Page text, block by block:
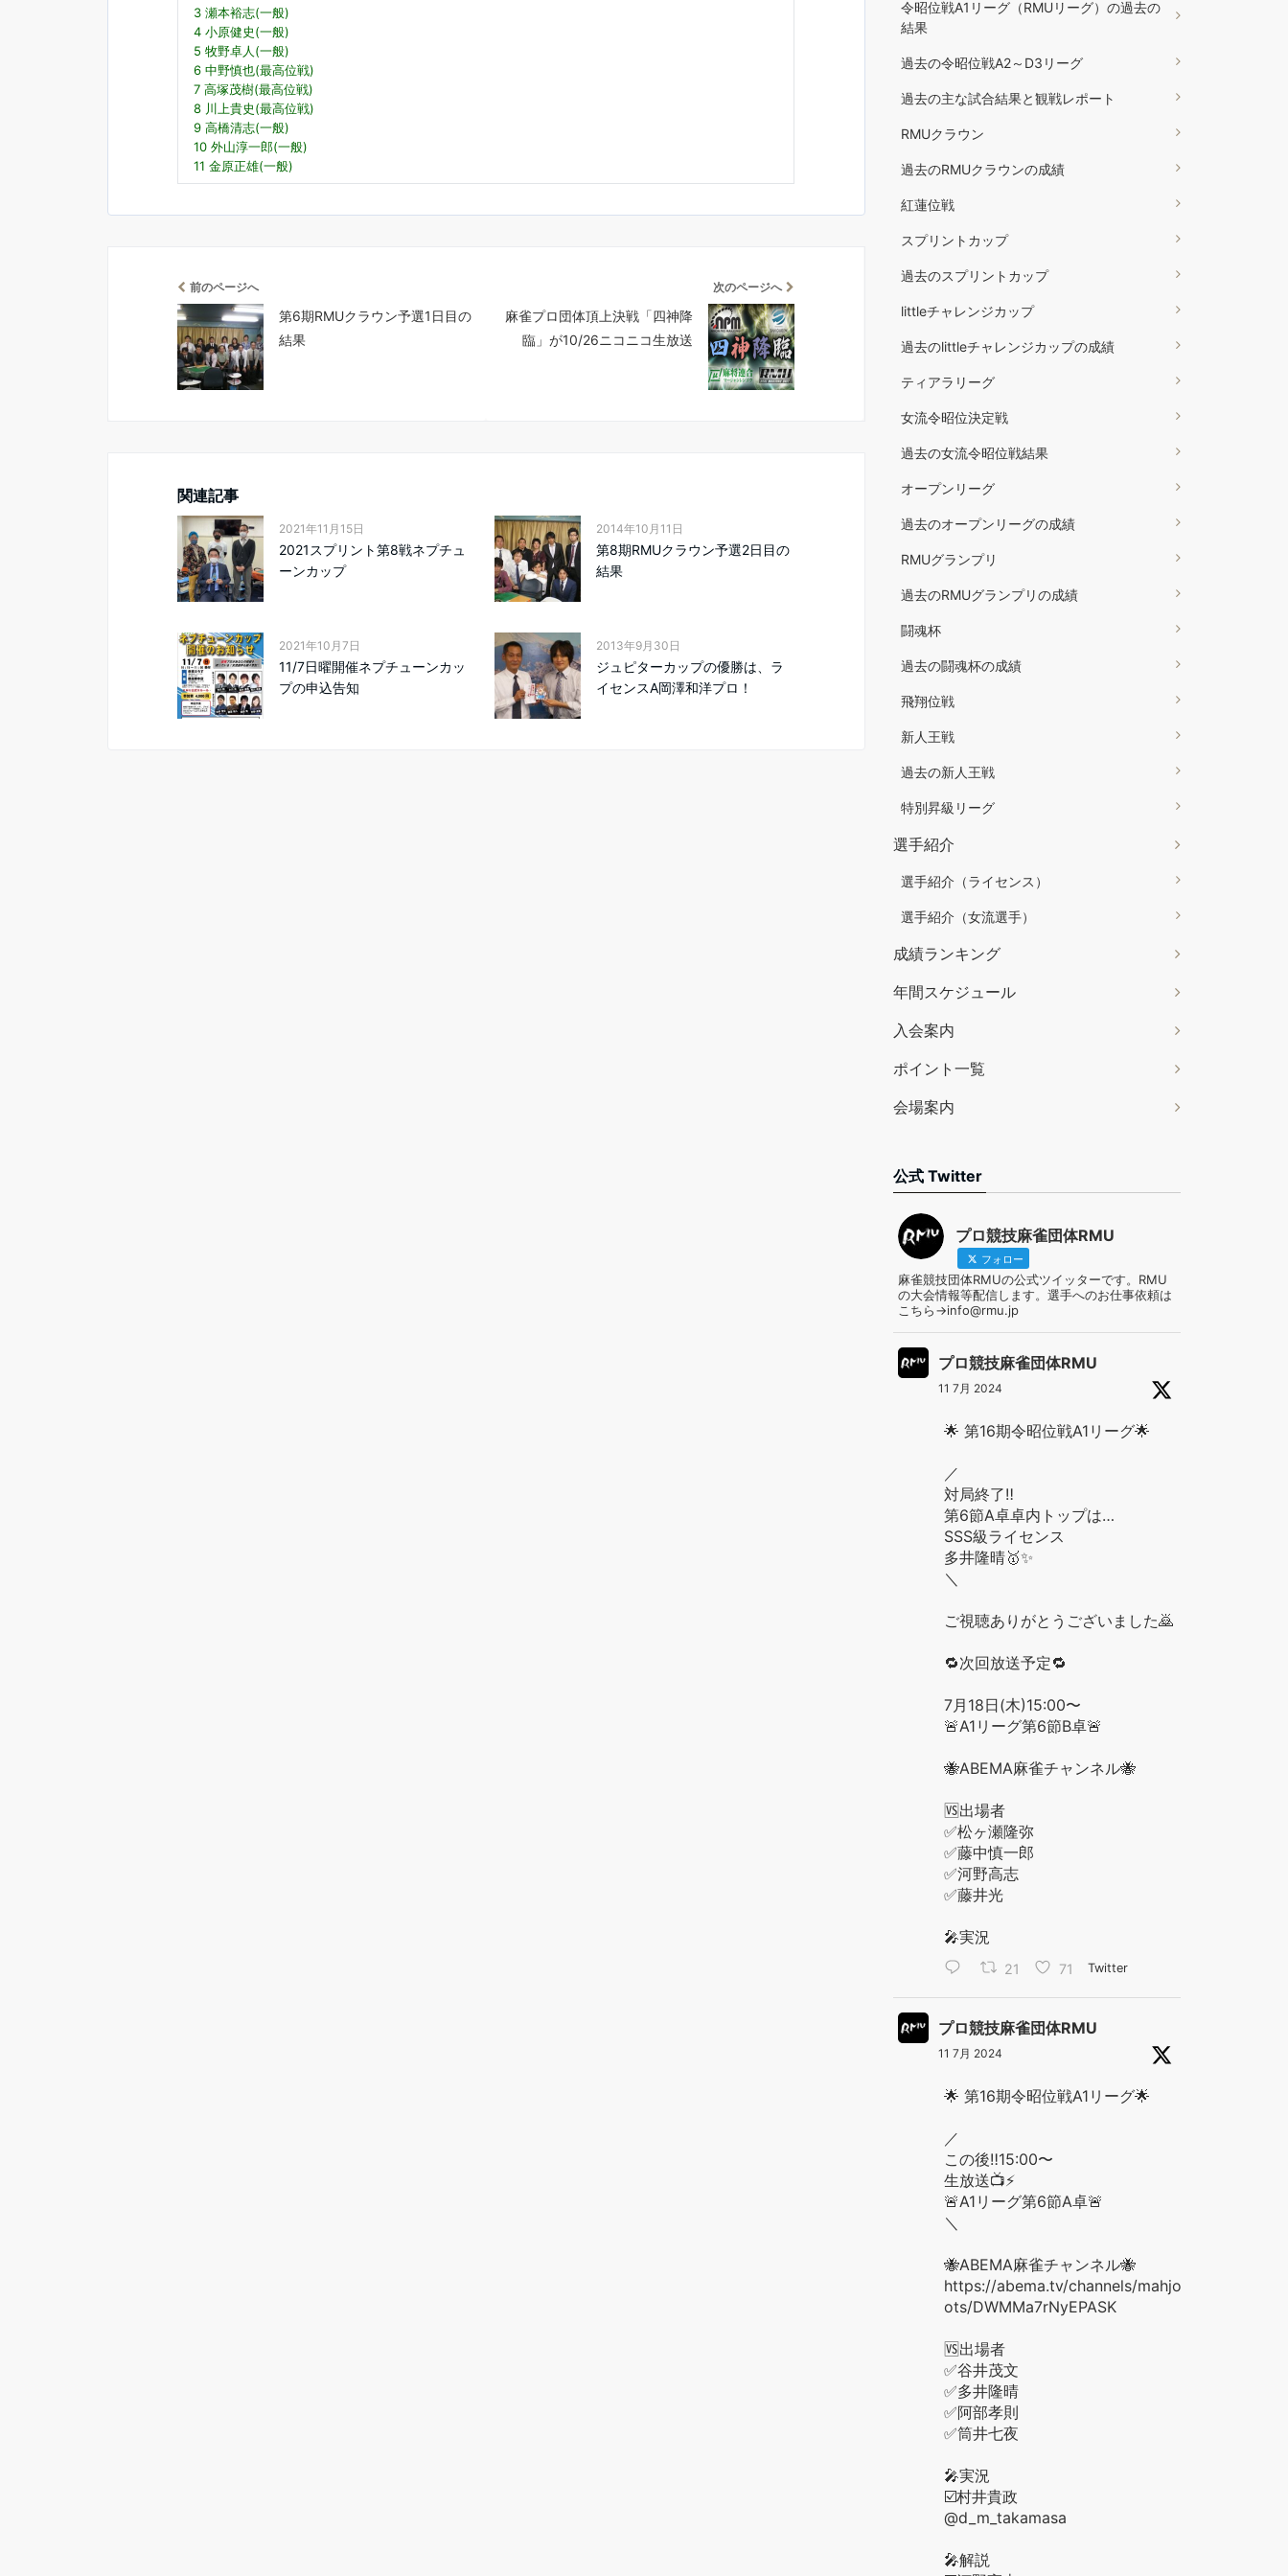
3 瀬本裕志(一般)
4 小原健史(一般)
5 牧野卓人(一般)
6 中野慎也(最高位戦)
7 高塚茂樹(最高位戦)
8 川上貴史(最高位戦)
9 高橋清志(一般)
10 外山淳一郎(一般)
11 金原正雄(一般)
前のページへ
第6期RMUクラウン予選1日目の
結果
次のページへ
麻雀プロ団体頂上決戦「四神降
臨」が10/26ニコニコ生放送
関連記事
2021年11月15日
2021スプリント第8戦ネプチュ
ーンカップ
2014年10月11日
第8期RMUクラウン予選2日目の
結果
2021年10月7日
11/7日曜開催ネプチューンカッ
プの申込告知
2013年9月30日
ジュピターカップの優勝は、ラ
イセンスA岡澤和洋プロ！
令昭位戦A1リーグ（RMUリーグ）の過去の
結果
過去の令昭位戦A2～D3リーグ
過去の主な試合結果と観戦レポート
RMUクラウン
過去のRMUクラウンの成績
紅蓮位戦
スプリントカップ
過去のスプリントカップ
littleチャレンジカップ
過去のlittleチャレンジカップの成績
ティアラリーグ
女流令昭位決定戦
過去の女流令昭位戦結果
オープンリーグ
過去のオープンリーグの成績
RMUグランプリ
過去のRMUグランプリの成績
闘魂杯
過去の闘魂杯の成績
飛翔位戦
新人王戦
過去の新人王戦
特別昇級リーグ
選手紹介
選手紹介（ライセンス）
選手紹介（女流選手）
成績ランキング
年間スケジュール
入会案内
ポイント一覧
会場案内
公式 Twitter
プロ競技麻雀団体RMU
フォロー
麻雀競技団体RMUの公式ツイッターです。RMU
の大会情報等配信します。選手へのお仕事依頼は
こちら→info@rmu.jp
プロ競技麻雀団体RMU
11 7月 2024
🌟 第16期令昭位戦A1リーグ🌟
／
対局終了‼️
第6節A卓卓内トップは…
SSS級ライセンス
多井隆晴🥇✨
＼
ご視聴ありがとうございました🙇
🔁次回放送予定🔁
7月18日(木)15:00〜
🚨A1リーグ第6節B卓🚨
🐝ABEMA麻雀チャンネル🐝
🆚出場者
✅松ヶ瀬隆弥
✅藤中慎一郎
✅河野高志
✅藤井光
🎤実況
21 71 Twitter
プロ競技麻雀団体RMU
11 7月 2024
🌟 第16期令昭位戦A1リーグ🌟
／
この後‼️15:00〜
生放送📺⚡️
🚨A1リーグ第6節A卓🚨
＼
🐝ABEMA麻雀チャンネル🐝
https://abema.tv/channels/mahjong/sl
ots/DWMMa7rNyEPASK
🆚出場者
✅谷井茂文
✅多井隆晴
✅阿部孝則
✅筒井七夜
🎤実況
☑️村井貴政
@d_m_takamasa
🎤解説